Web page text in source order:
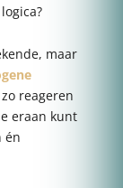
maar
reageren
eraan kunt
én